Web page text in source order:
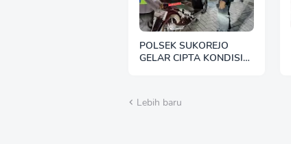
POLSEK SUKOREJO
GELAR CIPTA KONDISI
Lebih baru